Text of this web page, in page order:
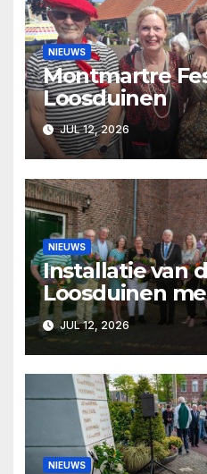
NIEUWS
Montmartre
Loosduinen
JUL 12, 2026
NIEUWS
Installatie van
Loosduinen
Pjer Wijsman
JUL 12, 2026
NIEUWS